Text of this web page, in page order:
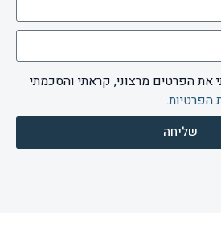
הפרטים מרצוני, קראתי והסכמתי
הפרטיות.
שליחה